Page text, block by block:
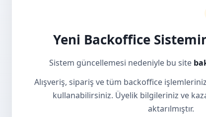
Yeni Backoffice
Sistem güncellemesi nedeniyle bu site
Alışveriş, sipariş ve tüm backoffice
kullanabilirsiniz. Üyelik bilgileriniz ve
aktarılmıştır.